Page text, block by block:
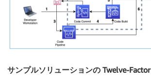
サンプルソリューションの Twelve-Factor